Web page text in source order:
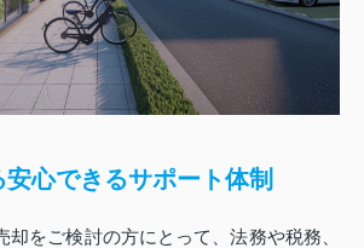
心できるサポート体制
却をご検討の方にとって、法務や税務、